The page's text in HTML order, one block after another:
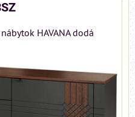
HAVANA dodá